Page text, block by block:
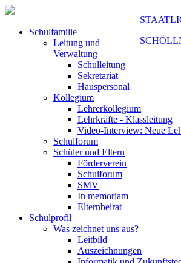
Schulfamilie
Leitung und
Verwaltung
Schulleitung
Sekretariat
Hauspersonal
Kollegium
Lehrerkollegium
Lehrkräfte - Klassleitung
Video-Interview: Neue
Schulforum
Schüler und Eltern
Förderverein
Schulforum
SMV
In memoriam
Elternbeirat
Schulprofil
Was zeichnet uns aus?
Leitbild
Auszeichnungen